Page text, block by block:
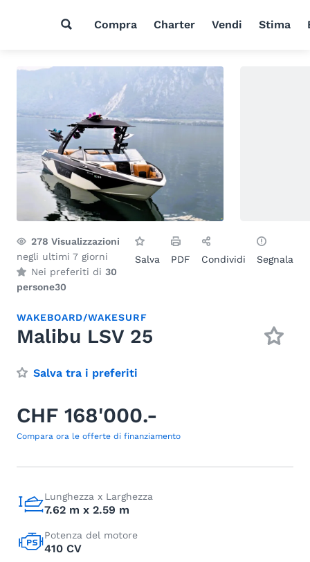
Compra Charter Vendi Stima
278 Visualizzazioni
negli ultimi 7 giorni
Nei preferiti di 30
persone30
Salva PDF Condividi Segnala
WAKEBOARD/WAKESURF
Malibu LSV 25
Salva tra i preferiti
CHF 168'000.-
Compara ora le offerte di finanziamento
Lunghezza x Larghezza
7.62 m x 2.59 m
Potenza del motore
410 CV